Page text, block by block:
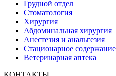
Грудной отдел
Стоматология
Хирургия
Абдоминальная хирургия
Анестезия и анальгезия
Стационарное содержание
Ветеринарная аптека
КОНТАКТЫ